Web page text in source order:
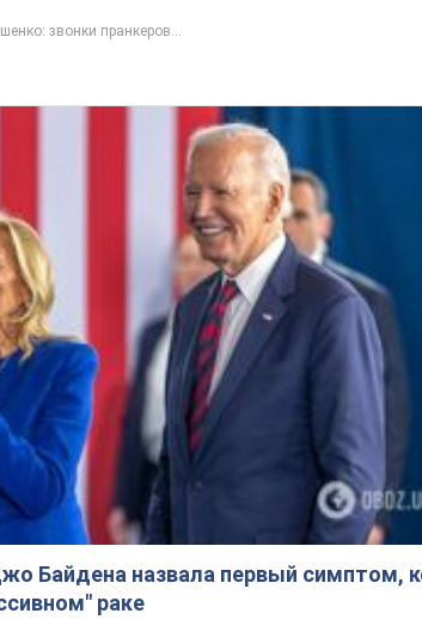
звонки пранкеров...
Байдена назвала первый симптом,
раке